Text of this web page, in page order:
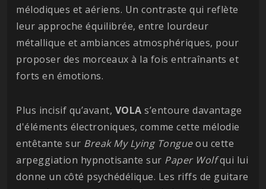
mélodiques et aériens. Un contraste qui reflète
leur approche équilibrée, entre lourdeur
métallique et ambiances atmosphériques, pour
proposer des morceaux à la fois entraînants et
forts en émotions.
Plus incisif qu’avant, VOLA s’entoure davantage
d'éléments électroniques, comme cette mélodie
entêtante sur Break My Lying Tongueou cette
arpeggiation hypnotisante sur Paper Wolfqui lui
donne un côté psychédélique. Les riffs de guitare